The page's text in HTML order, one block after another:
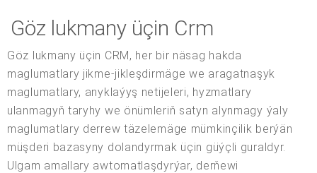
Göz lukmany üçin Crm
Göz lukmany üçin CRM, her bir näsag hakda
maglumatlary jikme-jikleşdirmäge we aragatnaşyk
maglumatlary, anyklaýyş netijeleri, hyzmatlary
ulanmagyň taryhy we önümleriň satyn alynmagy ýaly
maglumatlary derrew täzelemäge mümkinçilik berýän
müşderi bazasyny dolandyrmak üçin güýçli guraldyr.
Ulgam amallary awtomatlaşdyrýar, derňewi